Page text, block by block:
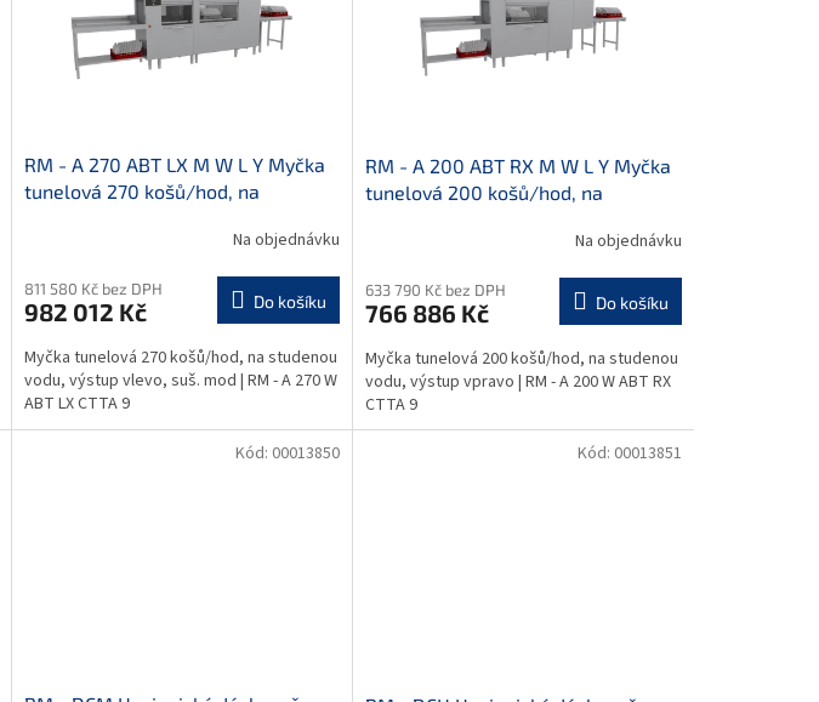
RM - A 270 ABT LX M W L Y Myčka
tunelová 270 košů/hod, na
Na objednávku
811 580 Kč bez DPH
982 012 Kč Do košíku
Myčka tunelová 270 košů/hod, na studenou
vodu, výstup vlevo, suš. mod | RM - A 270 W
ABT LX CTTA 9
RM - A 200 ABT RX M W L Y Myčka
tunelová 200 košů/hod, na
Na objednávku
633 790 Kč bez DPH
766 886 Kč Do košíku
Myčka tunelová 200 košů/hod, na studenou
vodu, výstup vpravo | RM - A 200 W ABT RX
CTTA 9
Kód: 00013850 Kód: 00013851